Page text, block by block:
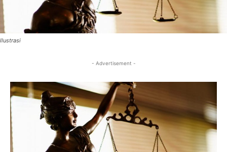
Ilustrasi
- Advertisement -